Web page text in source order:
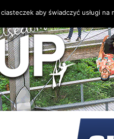
aby świadczyć usługi